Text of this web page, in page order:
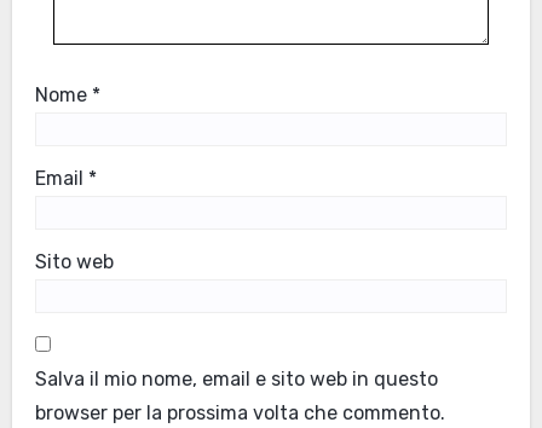
Nome *
Email *
Sito web
Salva il mio nome, email e sito web in questo
browser per la prossima volta che commento.